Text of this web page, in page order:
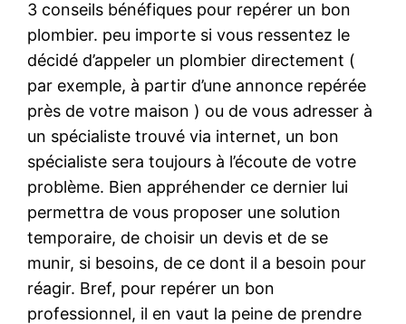
3 conseils bénéfiques pour repérer un bon
plombier. peu importe si vous ressentez le
décidé d’appeler un plombier directement (
par exemple, à partir d’une annonce repérée
près de votre maison ) ou de vous adresser à
un spécialiste trouvé via internet, un bon
spécialiste sera toujours à l’écoute de votre
problème. Bien appréhender ce dernier lui
permettra de vous proposer une solution
temporaire, de choisir un devis et de se
munir, si besoins, de ce dont il a besoin pour
réagir. Bref, pour repérer un bon
professionnel, il en vaut la peine de prendre